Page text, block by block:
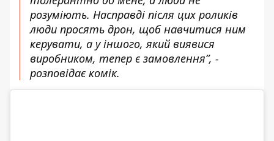
розуміють. Насправді після цих роликів
люди просять дрон, щоб навчитися ним
керувати, а у іншого, який виявися
виробником, тепер є замовлення”, -
розповідає комік.